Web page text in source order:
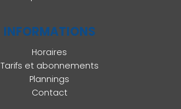
INFORMATIONS
Horaires
Tarifs et abonnements
Plannings
Contact